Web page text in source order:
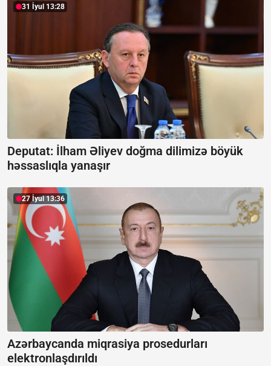
31 İyul 13:28
Deputat: İlham Əliyev doğma dilimizə böyük
həssaslıqla yanaşır
27 İyul 13:36
Azərbaycanda miqrasiya prosedurları
elektronlaşdırıldı